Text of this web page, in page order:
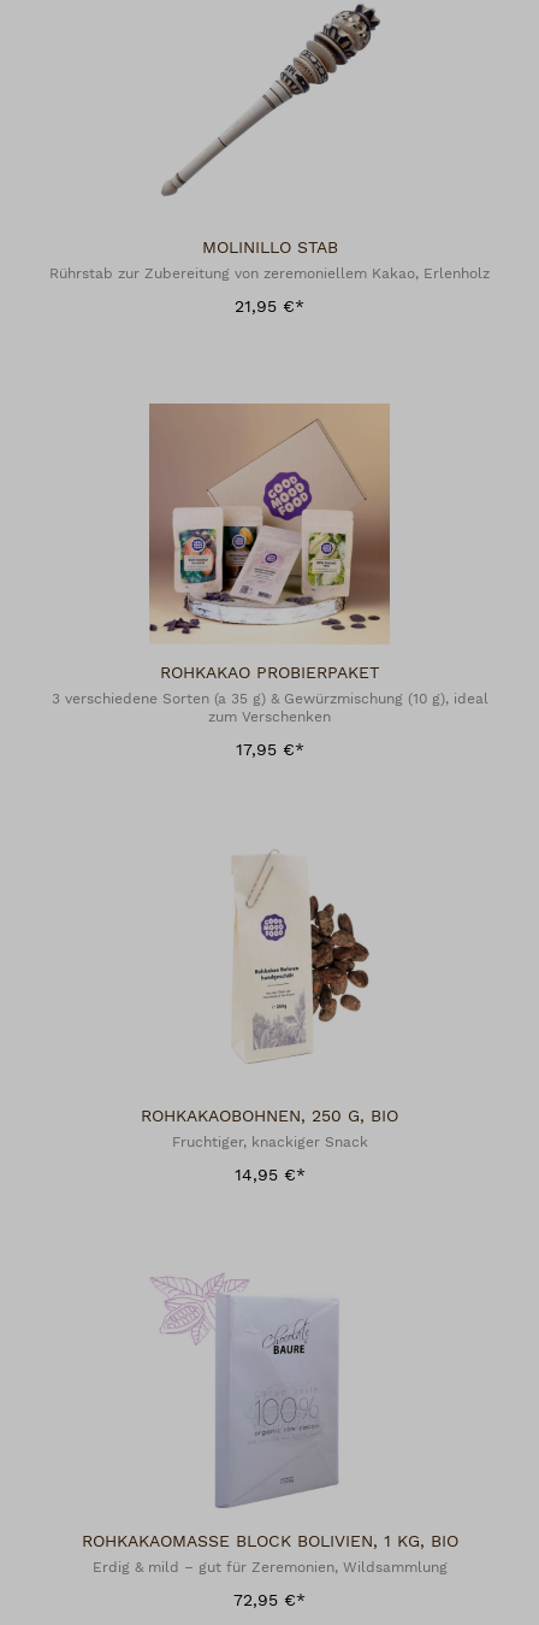
MOLINILLO STAB
Rührstab zur Zubereitung von zeremoniellem Kakao, Erlenholz
21,95 €*
ROHKAKAO PROBIERPAKET
3 verschiedene Sorten (a 35 g) & Gewürzmischung (10 g), ideal
zum Verschenken
17,95 €*
ROHKAKAOBOHNEN, 250 G, BIO
Fruchtiger, knackiger Snack
14,95 €*
ROHKAKAOMASSE BLOCK BOLIVIEN, 1 KG, BIO
Erdig & mild – gut für Zeremonien, Wildsammlung
72,95 €*